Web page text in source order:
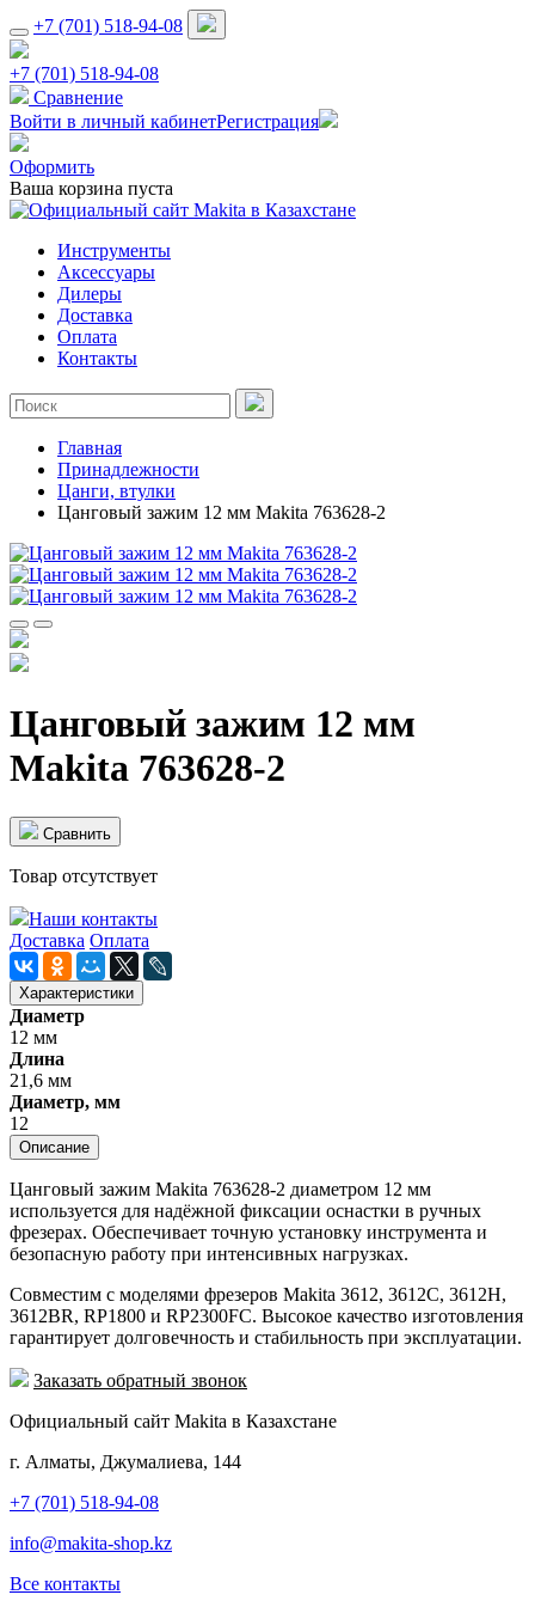
+7 (701) 518-94-08
+7 (701) 518-94-08
Сравнение
Войти в личный кабинетРегистрация
Оформить
Ваша корзина пуста
Инструменты
Аксессуары
Дилеры
Доставка
Оплата
Контакты
Главная
Принадлежности
Цанги, втулки
Цанговый зажим 12 мм Makita 763628-2
Цанговый зажим 12 мм
Makita 763628-2
Cравнить
Товар отсутствует
Наши контакты
Доставка Оплата
Характеристики
Диаметр
12 мм
Длина
21,6 мм
Диаметр, мм
12
Описание
Цанговый зажим Makita 763628-2 диаметром 12 мм
используется для надёжной фиксации оснастки в ручных
фрезерах. Обеспечивает точную установку инструмента и
безопасную работу при интенсивных нагрузках.
Совместим с моделями фрезеров Makita 3612, 3612C, 3612H,
3612BR, RP1800 и RP2300FC. Высокое качество изготовления
гарантирует долговечность и стабильность при эксплуатации.
Заказать обратный звонок
Официальный сайт Makita в Казахстане
г. Алматы, Джумалиева, 144
+7 (701) 518-94-08
info@makita-shop.kz
Все контакты